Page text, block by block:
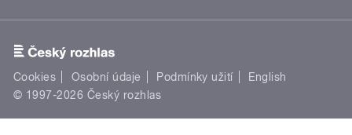
Cookies Osobní údaje Podmínky užití
English
© 1997-2026 Český rozhlas